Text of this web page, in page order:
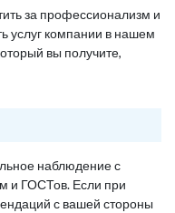
за профессионализм и
услуг компании в нашем
вы получите,
наблюдение с
и ГОСТов. Если при
с вашей стороны